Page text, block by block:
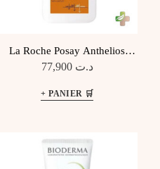
La Roche Posay Anthelios
UVMUNE 400 50 Ml
د.ت 77,900